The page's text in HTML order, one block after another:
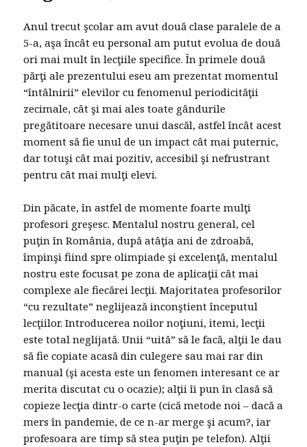
Anul trecut şcolar am avut două clase paralele de a
5-a, aşa încât eu personal am putut evolua de două
ori mai mult în lecţiile specifice. În primele două
părţi ale prezentului eseu am prezentat momentul
“întâlnirii” elevilor cu fenomenul periodicităţii
zecimale, cât şi mai ales toate gândurile
pregătitoare necesare unui dascăl, astfel încât acest
moment să fie unul de un impact cât mai puternic,
dar totuşi cât mai pozitiv, accesibil şi nefrustrant
pentru cât mai mulţi elevi.
Din păcate, în astfel de momente foarte mulţi
profesori greşesc. Mentalul nostru general, cel
puţin în România, după atâţia ani de zdroabă,
împinşi fiind spre olimpiade şi excelenţă, mentalul
nostru este focusat pe zona de aplicaţii cât mai
complexe ale fiecărei lecţii. Majoritatea profesorilor
“cu rezultate” neglijează inconştient începutul
lecţiilor. Introducerea noilor noţiuni, itemi, lecţii
este total neglijată. Unii “uită” să le facă, alţii le dau
să fie copiate acasă din culegere sau mai rar din
manual (şi acesta este un fenomen interesant ce ar
merita discutat cu o ocazie); alţii îi pun în clasă să
copieze lecţia dintr-o carte (cică metode noi – dacă a
mers în pandemie, de ce n-ar merge şi acum?, iar
profesoara are timp să stea puţin pe telefon). Alţii